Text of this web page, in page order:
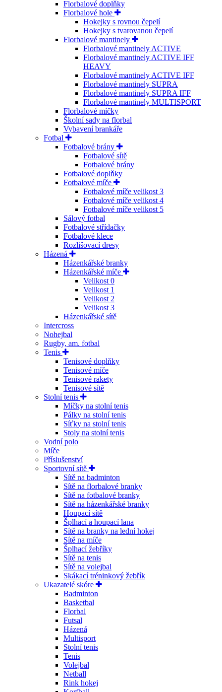
Florbalové doplňky
Florbalové hole
Hokejky s rovnou čepelí
Hokejky s tvarovanou čepelí
Florbalové mantinely
Florbalové mantinely ACTIVE
Florbalové mantinely ACTIVE IFF
HEAVY
Florbalové mantinely ACTIVE IFF
Florbalové mantinely SUPRA
Florbalové mantinely SUPRA IFF
Florbalové mantinely MULTISPORT
Florbalové míčky
Školní sady na florbal
Vybavení brankáře
Fotbal
Fotbalové brány
Fotbalové sítě
Fotbalové brány
Fotbalové doplňky
Fotbalové míče
Fotbalové míče velikost 3
Fotbalové míče velikost 4
Fotbalové míče velikost 5
Sálový fotbal
Fotbalové střídačky
Fotbalové klece
Rozlišovací dresy
Házená
Házenkářské branky
Házenkářské míče
Velikost 0
Velikost 1
Velikost 2
Velikost 3
Házenkářské sítě
Intercross
Nohejbal
Rugby, am. fotbal
Tenis
Tenisové doplňky
Tenisové míče
Tenisové rakety
Tenisové sítě
Stolní tenis
Míčky na stolní tenis
Pálky na stolní tenis
Síťky na stolní tenis
Stoly na stolní tenis
Vodní polo
Míče
Příslušenství
Sportovní sítě
Sítě na badminton
Sítě na florbalové branky
Sítě na fotbalové branky
Sítě na házenkářské branky
Houpací sítě
Šplhací a houpací lana
Sítě na branky na lední hokej
Sítě na míče
Šplhací žebříky
Sítě na tenis
Sítě na volejbal
Skákací tréninkový žebřík
Ukazatelé skóre
Badminton
Basketbal
Florbal
Futsal
Házená
Multisport
Stolní tenis
Tenis
Volejbal
Netball
Rink hokej